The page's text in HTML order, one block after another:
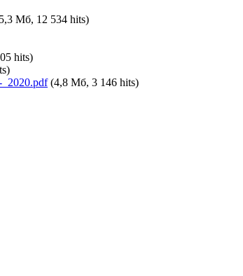
Мб, 12 534 hits)
hits)
(4,8 Мб, 3 146 hits)